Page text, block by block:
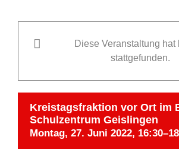
Diese Veranstaltung hat
stattgefunden.
Kreistagsfraktion vor Ort im
Schulzentrum Geislingen
Montag, 27. Juni 2022, 16:30–